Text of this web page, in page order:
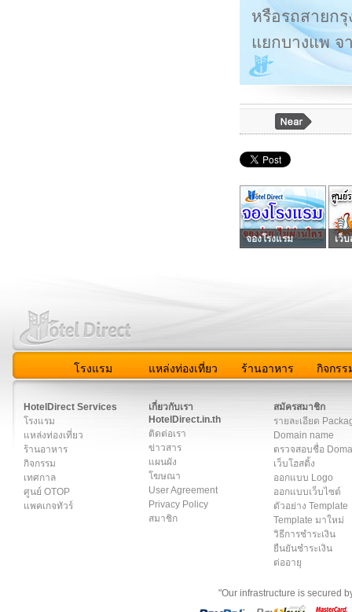
หรือรถสายกรุ
แยกบางแพ จ
จองโรงแรม เว็
โรงแรม แหล่งท่องเที่ยว ร้านอาหาร กิจกรร
HotelDirect Services
โรงแรม
แหล่งท่องเที่ยว
ร้านอาหาร
กิจกรรม
เทศกาล
ศูนย์ OTOP
แพคเกจทัวร์
เกี่ยวกับเรา
HotelDirect.in.th
ติดต่อเรา
ข่าวสาร
แผนผัง
โฆษณา
User Agreement
Privacy Policy
สมาชิก
สมัครสมาชิก
รายละเอียด
Domain name
ตรวจสอบชื่อ
เว็บโฮสติ้ง
ออกแบบ Logo
ออกแบบเว็บไซต์
ตัวอย่าง Template
Template มาใหม่
วิธีการชำระเงิน
ยืนยันชำระเงิน
ต่ออายุ
"Our infrastructure is secured